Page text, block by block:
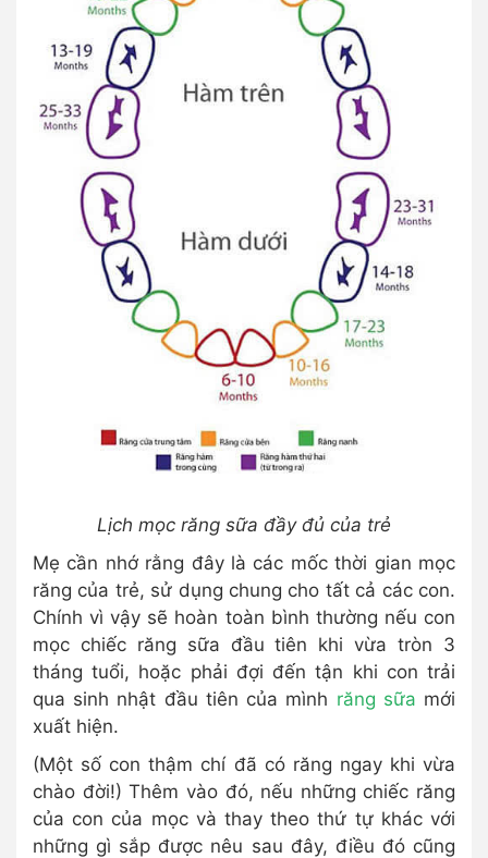
Lịch mọc răng sữa đầy đủ của trẻ
Mẹ cần nhớ rằng đây là các mốc thời gian mọc
răng của trẻ, sử dụng chung cho tất cả các con.
Chính vì vậy sẽ hoàn toàn bình thường nếu con
mọc chiếc răng sữa đầu tiên khi vừa tròn 3
tháng tuổi, hoặc phải đợi đến tận khi con trải
qua sinh nhật đầu tiên của mình răng sữa mới
xuất hiện.
(Một số con thậm chí đã có răng ngay khi vừa
chào đời!) Thêm vào đó, nếu những chiếc răng
của con của mọc và thay theo thứ tự khác với
những gì sắp được nêu sau đây, điều đó cũng